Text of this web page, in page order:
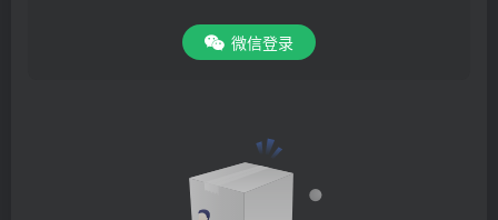
微信登录